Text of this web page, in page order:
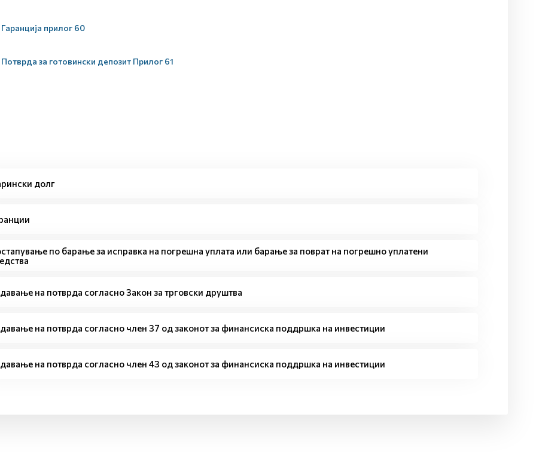
Гаранција прилог 60
Потврда за готовински депозит Прилог 61
долг
по барање за исправка на погрешна уплата или барање за поврат на погрешно уплатени
на потврда согласно Закон за трговски друштва
на потврда согласно член 37 од законот за финансиска поддршка на инвестиции
на потврда согласно член 43 од законот за финансиска поддршка на инвестиции